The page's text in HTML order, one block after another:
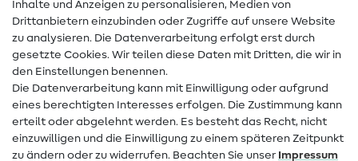
Kontakt
Infos zum Betreiberwechsel
Widerrufsrecht
Beliebt
Inhalte und Anzeigen zu personalisieren, Medien von
Drittanbietern einzubinden oder Zugriffe auf unsere Website
zu analysieren. Die Datenverarbeitung erfolgt erst durch
gesetzte Cookies. Wir teilen diese Daten mit Dritten, die wir in
den Einstellungen benennen.
Die Datenverarbeitung kann mit Einwilligung oder aufgrund
eines berechtigten Interesses erfolgen. Die Zustimmung kann
erteilt oder abgelehnt werden. Es besteht das Recht, nicht
einzuwilligen und die Einwilligung zu einem späteren Zeitpunkt
zu ändern oder zu widerrufen. Beachten Sie unser Impressum